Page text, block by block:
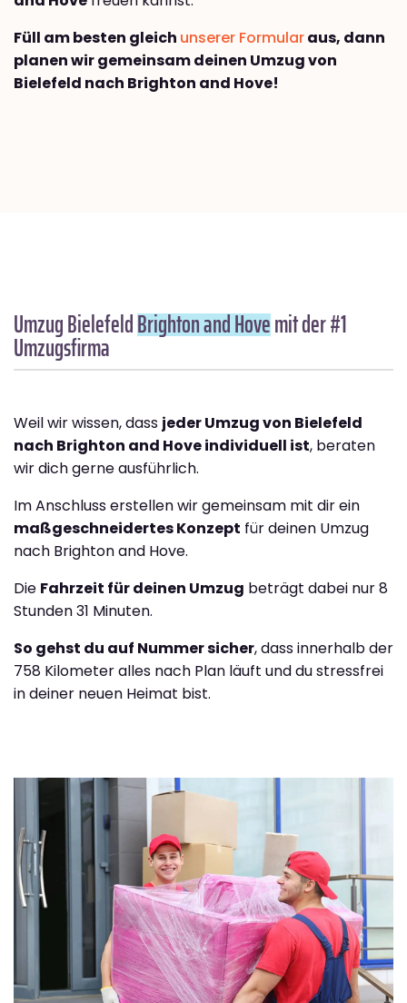
Füll am besten gleich unserer Formularaus, dann
planen wir gemeinsam deinen Umzug von
Bielefeld nach Brighton and Hove!
Umzug BielefeldBrighton and Hovemit der #1
Umzugsfirma
Weil wir wissen, dass jeder Umzug von Bielefeld
nach Brighton and Hove individuell ist, beraten
wir dich gerne ausführlich.
Im Anschluss erstellen wir gemeinsam mit dir ein
maßgeschneidertes Konzept für deinen Umzug
nach Brighton and Hove.
Die Fahrzeit für deinen Umzug beträgt dabei nur 8
Stunden 31 Minuten.
So gehst du auf Nummer sicher, dass innerhalb der
758 Kilometer alles nach Plan läuft und du stressfrei
in deiner neuen Heimat bist.